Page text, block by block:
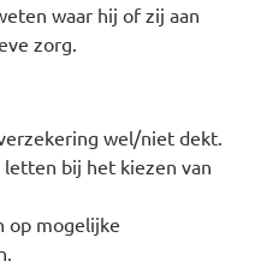
waar hij of zij aan
zorg.
wel/niet dekt.
bij het kiezen van
op mogelijke